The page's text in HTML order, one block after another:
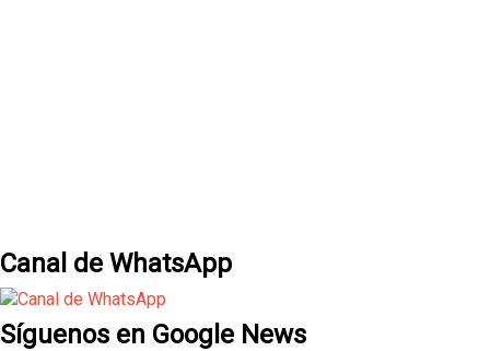
Canal de WhatsApp
Síguenos en Google News